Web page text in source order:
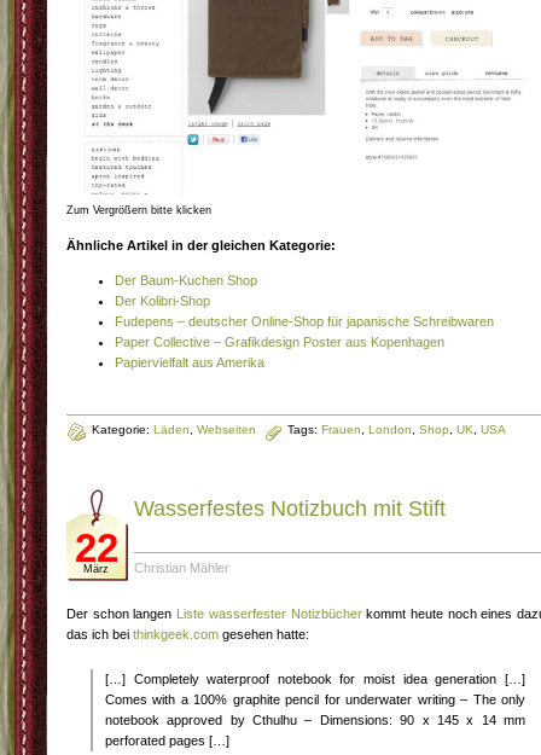
Zum Vergrößern bitte klicken
Ähnliche Artikel in der gleichen Kategorie:
Der Baum-Kuchen Shop
Der Kolibri-Shop
Fudepens – deutscher Online-Shop für japanische Schreibwaren
Paper Collective – Grafikdesign Poster aus Kopenhagen
Papiervielfalt aus Amerika
Kategorie: Läden Webseiten Tags: Frauen London Shop UK USA
22
März
Wasserfestes Notizbuch mit Stift
Christian Mähler
Der schon langen Liste wasserfester Notizbücherkommt heute noch eines
das ich bei thinkgeek.com gesehen hatte:
[…] Completely waterproof notebook for moist idea generation […]
Comes with a 100% graphite pencil for underwater writing – The only
notebook approved by Cthulhu – Dimensions: 90 x 145 x 14 mm
perforated pages […]